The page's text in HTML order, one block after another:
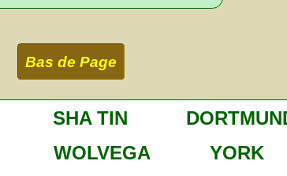
Bas de Page
SHA TIN
WOLVEGA YORK